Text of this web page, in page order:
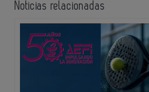
Noticias relacionadas